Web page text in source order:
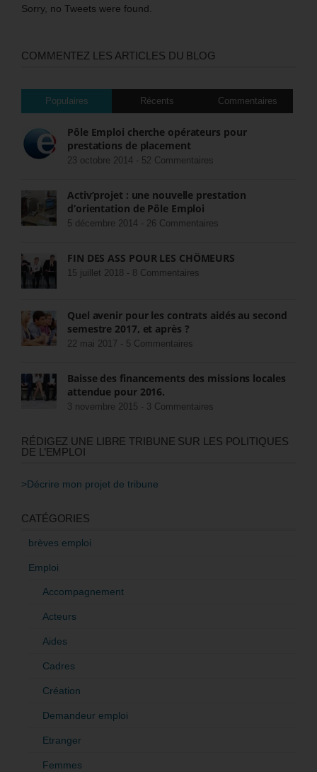
Sorry, no Tweets were found.
COMMENTEZ LES ARTICLES DU BLOG
Populaires Récents Commentaires
Pôle Emploi cherche opérateurs pour
prestations de placement
23 octobre 2014 - 52 Commentaires
Activ’projet : une nouvelle prestation
d’orientation de Pôle Emploi
5 décembre 2014 - 26 Commentaires
FIN DES ASS POUR LES CHÔMEURS
15 juillet 2018 - 8 Commentaires
Quel avenir pour les contrats aidés au second
semestre 2017, et après ?
22 mai 2017 - 5 Commentaires
Baisse des financements des missions locales
attendue pour 2016.
3 novembre 2015 - 3 Commentaires
RÉDIGEZ UNE LIBRE TRIBUNE SUR LES POLITIQUES
DE L’EMPLOI
>Décrire mon projet de tribune
CATÉGORIES
brèves emploi
Emploi
Accompagnement
Acteurs
Aides
Cadres
Création
Demandeur emploi
Etranger
Femmes